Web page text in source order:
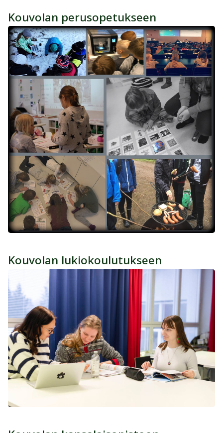
Kouvolan perusopetukseen
Kouvolan lukiokoulutukseen